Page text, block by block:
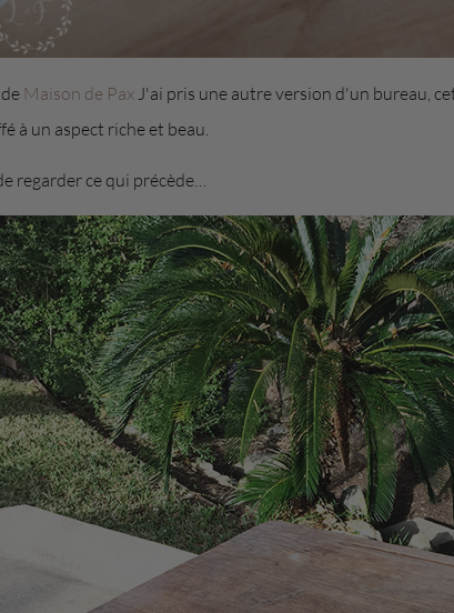
Maison de Pax J'ai pris une autre version d'un bureau,
à un aspect riche et beau.
regarder ce qui précède…